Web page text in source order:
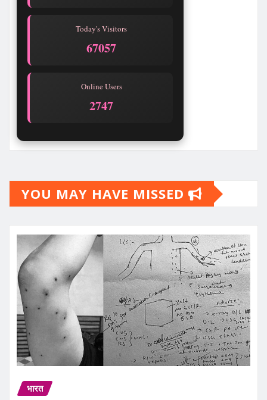
Today's Visitors
67057
Online Users
2747
YOU MAY HAVE MISSED
भारत